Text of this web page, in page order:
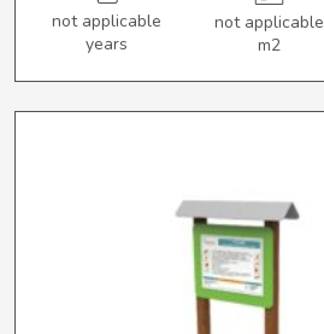
not applicable
years
not applicable
m2